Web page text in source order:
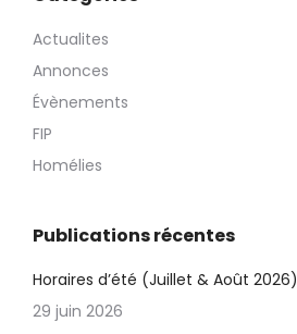
Actualites
Annonces
Évènements
FIP
Homélies
Publications récentes
Horaires d’été (Juillet & Août 2026)
29 juin 2026